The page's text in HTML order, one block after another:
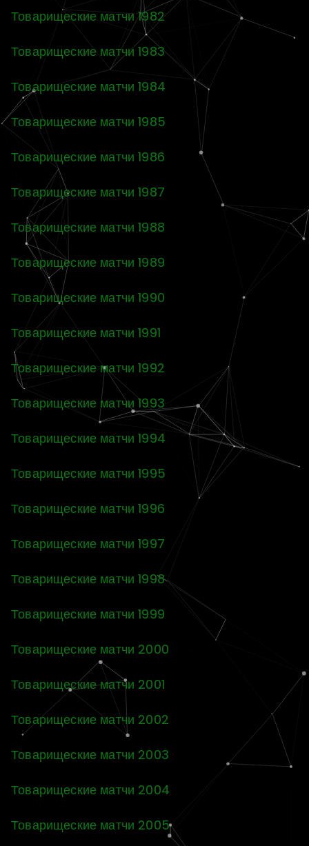
Товарищеские матчи 1982
Товарищеские матчи 1983
Товарищеские матчи 1984
Товарищеские матчи 1985
Товарищеские матчи 1986
Товарищеские матчи 1987
Товарищеские матчи 1988
Товарищеские матчи 1989
Товарищеские матчи 1990
Товарищеские матчи 1991
Товарищеские матчи 1992
Товарищеские матчи 1993
Товарищеские матчи 1994
Товарищеские матчи 1995
Товарищеские матчи 1996
Товарищеские матчи 1997
Товарищеские матчи 1998
Товарищеские матчи 1999
Товарищеские матчи 2000
Товарищеские матчи 2001
Товарищеские матчи 2002
Товарищеские матчи 2003
Товарищеские матчи 2004
Товарищеские матчи 2005